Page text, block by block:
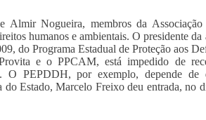
Almir Nogueira, membros da
humanos e ambientais. O presidente da
do Programa Estadual de Proteção aos
e o PPCAM, está impedido de
O PEPDDH, por exemplo, depende de
Estado, Marcelo Freixo deu entrada, no